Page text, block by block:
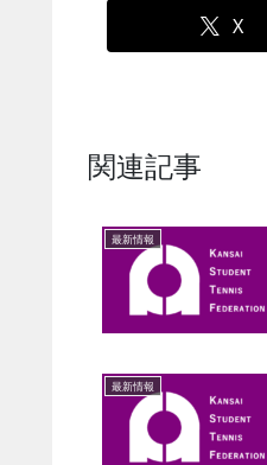
X
関連記事
最新情報
最新情報